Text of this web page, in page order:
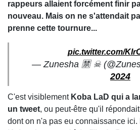
rappeurs allaient forcément finir
nouveau. Mais on ne s'attendait
prenne cette tournure...
pic.twitter.com/
— Zunesha 🈲️ ☠︎︎
2024
C'est visiblement Koba LaD qui a
un tweet, ou peut-être qu'il
dont on n'a pas eu connaissance ici.